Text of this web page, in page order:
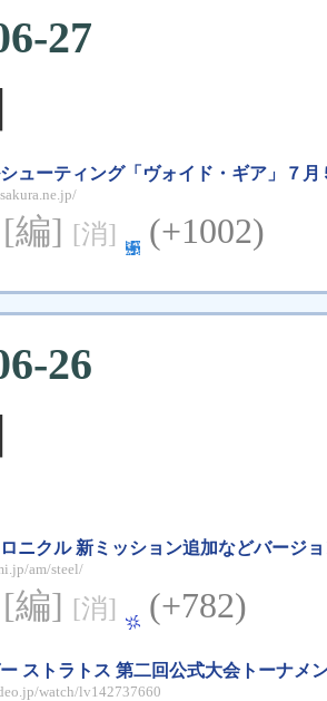
27
ューティング「ヴォイド・ギア」７月
[編] [消] (+1002)
26
ニクル 新ミッション追加などバージ
am/steel/
[編] [消] (+782)
ストラトス 第二回公式大会トーナメ
watch/lv142737660